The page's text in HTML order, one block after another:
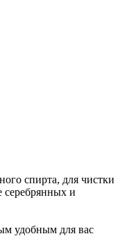
спирта, для чистки
серебрянных и
удобным для вас